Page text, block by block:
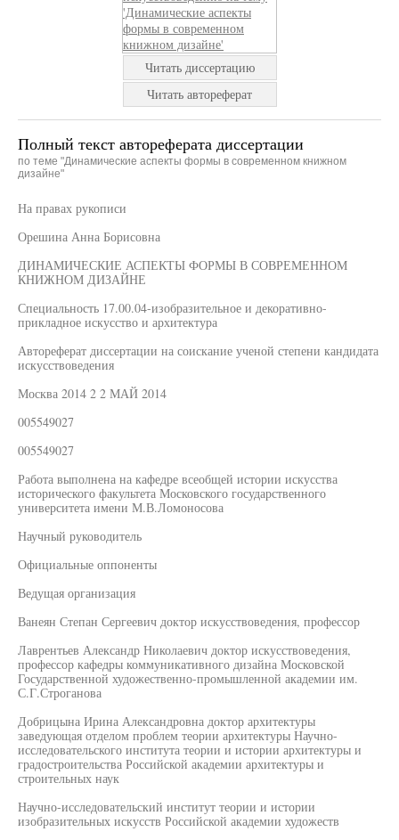
Читать диссертацию
Читать автореферат
Полный текст автореферата диссертации
по теме "Динамические аспекты формы в современном книжном
дизайне"
На правах рукописи
Орешина Анна Борисовна
ДИНАМИЧЕСКИЕ АСПЕКТЫ ФОРМЫ В СОВРЕМЕННОМ
КНИЖНОМ ДИЗАЙНЕ
Специальность 17.00.04-изобразительное и декоративно-
прикладное искусство и архитектура
Автореферат диссертации на соискание ученой степени кандидата
искусствоведения
Москва 2014 2 2 МАЙ 2014
005549027
005549027
Работа выполнена на кафедре всеобщей истории искусства
исторического факультета Московского государственного
университета имени М.В.Ломоносова
Научный руководитель
Официальные оппоненты
Ведущая организация
Ванеян Степан Сергеевич доктор искусствоведения, профессор
Лаврентьев Александр Николаевич доктор искусствоведения,
профессор кафедры коммуникативного дизайна Московской
Государственной художественно-промышленной академии им.
С.Г.Строганова
Добрицына Ирина Александровна доктор архитектуры
заведующая отделом проблем теории архитектуры Научно-
исследовательского института теории и истории архитектуры и
градостроительства Российской академии архитектуры и
строительных наук
Научно-исследовательский институт теории и истории
изобразительных искусств Российской академии художеств